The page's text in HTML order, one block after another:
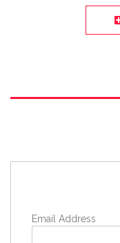
Email Address